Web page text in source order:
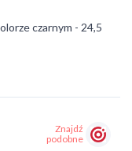
czarnym - 24,5
Znajdź
podobne